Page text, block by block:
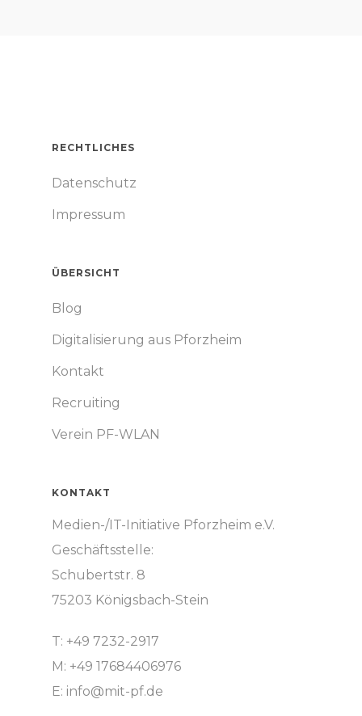
RECHTLICHES
Datenschutz
Impressum
ÜBERSICHT
Blog
Digitalisierung aus Pforzheim
Kontakt
Recruiting
Verein PF-WLAN
KONTAKT
Medien-/IT-Initiative Pforzheim e.V.
Geschäftsstelle:
Schubertstr. 8
75203 Königsbach-Stein
T: +49 7232-2917
M: +49 17684406976
E: info@mit-pf.de